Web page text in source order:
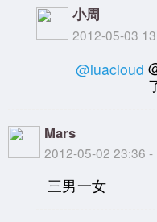
小周
2012-05-03
@luacloud
Mars
2012-05-02 23:36 -
三男一女